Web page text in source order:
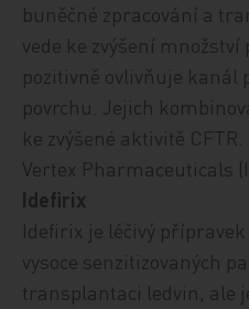
buněčné zpracování a
vede ke zvýšení
pozitivně ovlivňuje kanál
povrchu. Jejich
ke zvýšené aktivitě CFTR.
Vertex Pharmaceuticals
Idefirix
Idefirix je léčivý
vysoce senzitizovaných
transplantaci ledvin, ale